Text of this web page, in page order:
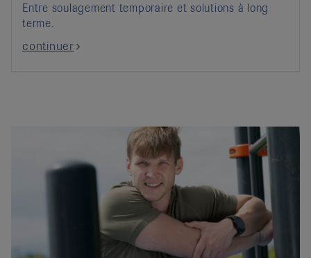
Entre soulagement temporaire et solutions à long
terme.
continuer